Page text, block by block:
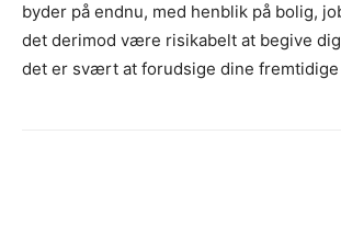
byder på endnu, med henblik på bolig,
det derimod være risikabelt at begive
det er svært at forudsige dine fremtidige